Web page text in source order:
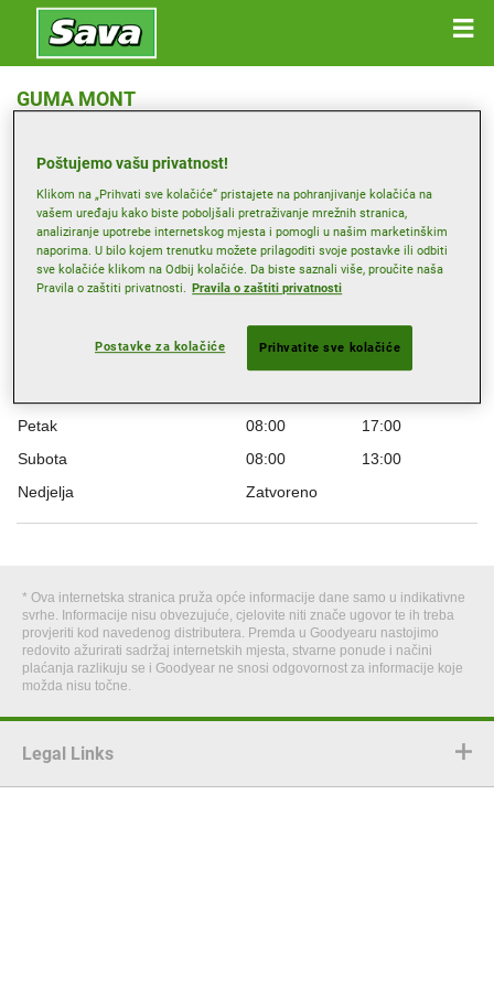
GUMA MONT
Primi smjernice
Radno vrijeme
Ponedjeljak 08:00
08:00
17:00
Petak
08:00
17:00
Subota
08:00
13:00
Nedjelja
Zatvoreno
* Ova internetska stranica pruža opće informacije dane samo u indikativne
svrhe. Informacije nisu obvezujuće, cjelovite niti znače ugovor te ih treba
provjeriti kod navedenog distributera. Premda u Goodyearu nastojimo
redovito ažurirati sadržaj internetskih mjesta, stvarne ponude i načini
plaćanja razlikuju se i Goodyear ne snosi odgovornost za informacije koje
možda nisu točne.
Legal Links
Poštujemo vašu privatnost!
Klikom na „Prihvati sve kolačiće“ pristajete na pohranjivanje kolačića na
vašem uređaju kako biste poboljšali pretraživanje mrežnih stranica,
analiziranje upotrebe internetskog mjesta i pomogli u našim marketinškim
naporima. U bilo kojem trenutku možete prilagoditi svoje postavke ili odbiti
sve kolačiće klikom na Odbij kolačiće. Da biste saznali više, proučite naša
Pravila o zaštiti privatnosti. Pravila o zaštiti privatnosti
Postavke za kolačiće Prihvatite sve kolačiće